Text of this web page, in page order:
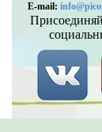
E-mail: